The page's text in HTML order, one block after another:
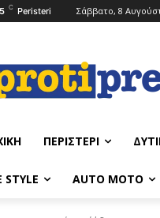
C Peristeri Σάββατο, 8
ΠΕΡΙΣΤΈΡΙ
STYLE AUTO MOTO